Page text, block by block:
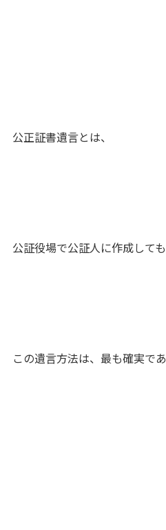
公正証書遺言とは、
公証役場で公証人に作成しても
この遺言方法は、最も確実で